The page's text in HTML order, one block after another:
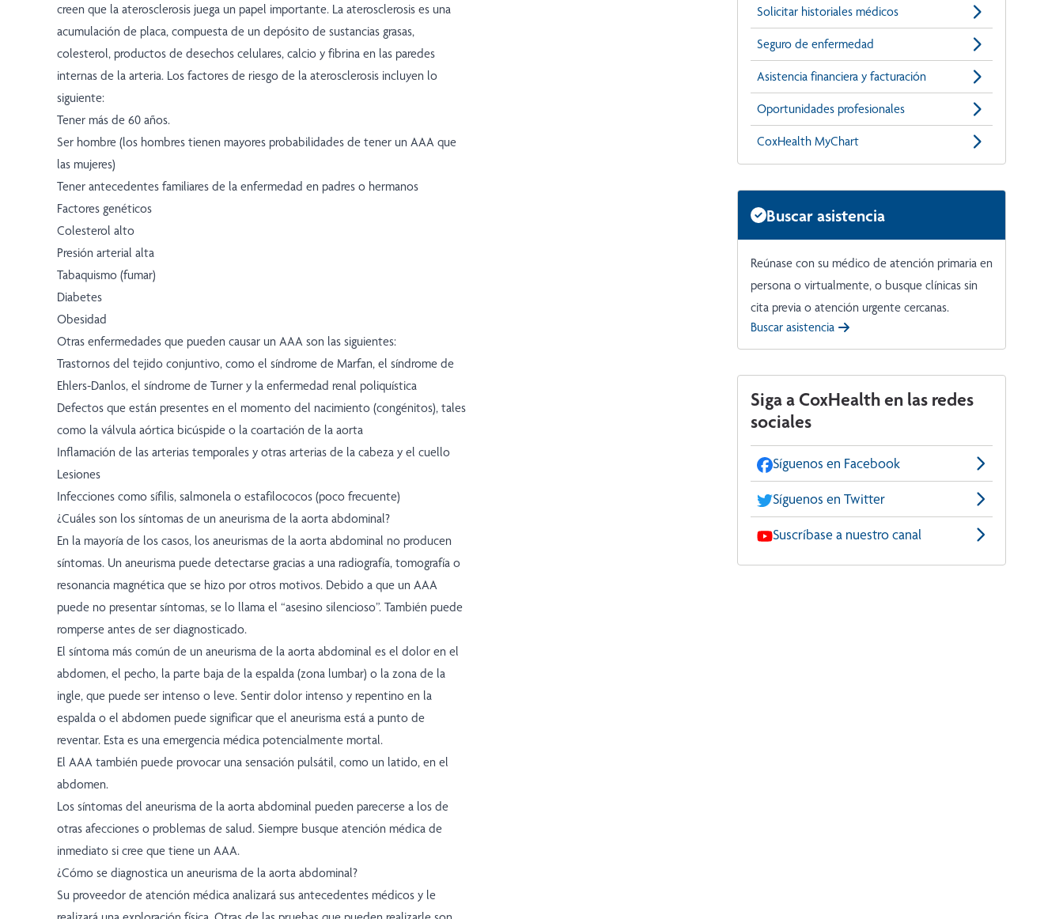
creen que la aterosclerosis juega un papel importante. La aterosclerosis es una
acumulación de placa, compuesta de un depósito de sustancias grasas,
colesterol, productos de desechos celulares, calcio y fibrina en las paredes
internas de la arteria. Los factores de riesgo de la aterosclerosis incluyen lo
siguiente:
Tener más de 60 años.
Ser hombre (los hombres tienen mayores probabilidades de tener un AAA que
las mujeres)
Tener antecedentes familiares de la enfermedad en padres o hermanos
Factores genéticos
Colesterol alto
Presión arterial alta
Tabaquismo (fumar)
Diabetes
Obesidad
Otras enfermedades que pueden causar un AAA son las siguientes:
Trastornos del tejido conjuntivo, como el síndrome de Marfan, el síndrome de
Ehlers-Danlos, el síndrome de Turner y la enfermedad renal poliquística
Defectos que están presentes en el momento del nacimiento (congénitos), tales
como la válvula aórtica bicúspide o la coartación de la aorta
Inflamación de las arterias temporales y otras arterias de la cabeza y el cuello
Lesiones
Infecciones como sífilis, salmonela o estafilococos (poco frecuente)
¿Cuáles son los síntomas de un aneurisma de la aorta abdominal?
En la mayoría de los casos, los aneurismas de la aorta abdominal no producen
síntomas. Un aneurisma puede detectarse gracias a una radiografía, tomografía o
resonancia magnética que se hizo por otros motivos. Debido a que un AAA
puede no presentar síntomas, se lo llama el “asesino silencioso”. También puede
romperse antes de ser diagnosticado.
El síntoma más común de un aneurisma de la aorta abdominal es el dolor en el
abdomen, el pecho, la parte baja de la espalda (zona lumbar) o la zona de la
ingle, que puede ser intenso o leve. Sentir dolor intenso y repentino en la
espalda o el abdomen puede significar que el aneurisma está a punto de
reventar. Esta es una emergencia médica potencialmente mortal.
El AAA también puede provocar una sensación pulsátil, como un latido, en el
abdomen.
Los síntomas del aneurisma de la aorta abdominal pueden parecerse a los de
otras afecciones o problemas de salud. Siempre busque atención médica de
inmediato si cree que tiene un AAA.
¿Cómo se diagnostica un aneurisma de la aorta abdominal?
Su proveedor de atención médica analizará sus antecedentes médicos y le
Solicitar historiales médicos
Seguro de enfermedad
Asistencia financiera y facturación
Oportunidades profesionales
CoxHealth MyChart
Buscar asistencia
Reúnase con su médico de atención primaria en
persona o virtualmente, o busque clínicas sin
cita previa o atención urgente cercanas.
Buscar asistencia
Siga a CoxHealth en las redes
sociales
Síguenos en Facebook
Síguenos en Twitter
Suscríbase a nuestro canal